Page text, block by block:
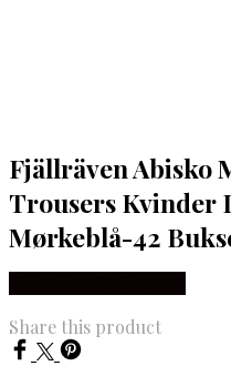
Fjällräven Abisko
Trousers Kvinder
Mørkeblå-42
Share this product